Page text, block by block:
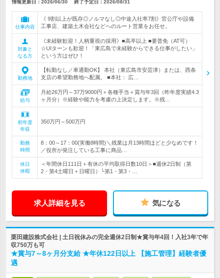
情報更新日：2026/06/30 終了予定日： 2026/08/31
仕事内容
《 9割以上が既存◎ノルマなし◎中途入社率7割》官公庁や設備
工事店、建築土木会社などへのルート営業をお任せ。
対象と
なる方
《未経験歓迎！人柄重視の採用》■高卒以上 ■要普免（AT可）
☆UIターンも歓迎！「東広島で未経験からできる仕事がしたい」
という方はぜひ！
勤務地
【転勤なし／車通勤OK】 本社（東広島市安芸津）または、西条
支店の希望勤務地へ配属。 ■本社： 広…
給与
月給26万円～37万9000円＋各種手当＋賞与年3回（昨年度実績4.3
ヶ月分）※経験や能力を考慮の上決定します。※残…
初年度
年収
350万円～500万円
勤務
時間
8：00～17：00(実働8時間)＼残業は月13時間ほどと少なめです！
／役所が発注している工事に商品…
休日
休暇
＜年間休日111日＋有休の平均取得日数10日＞■週休2日制（第
2・第4土曜日＋日曜日）└第1・第3・…
求人詳細を見る 気になる
栗田建設株式会社 | 土日祝休みの完全週休2日制★賞与年4回！入社3年で年
収750万も可
★賞与7～8ヶ月分支給 ★年休122日以上 【施工管理】経験者優
遇